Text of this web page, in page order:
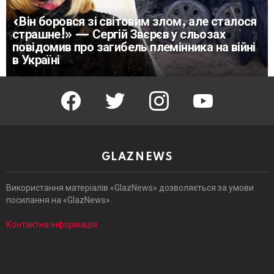
«Він боровся зі світовим злом, але сталося
страшне!» — Сергій Звєрєв у сльозах
повідомив про загибель племінника на війні
в Україні
facebook twitter instagram youtube
GLAZNEWS
Використання матеріалів «GlazNews» дозволяється за умови
посилання на «GlazNews».
Контактна інформація